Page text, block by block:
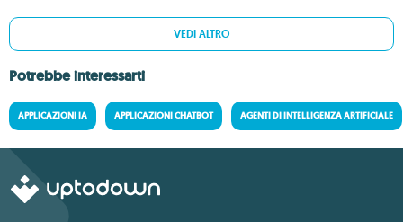
VEDI ALTRO
Potrebbe interessarti
APPLICAZIONI IA APPLICAZIONI CHATBOT AGENTI DI INTELLIGENZA ARTIFICIALE